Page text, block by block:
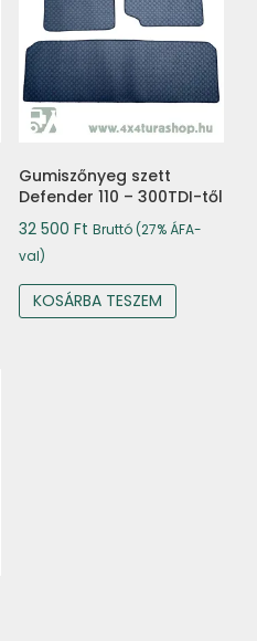
Gumiszőnyeg szett
Defender 110 – 300TDI-től
32 500 Ft Bruttó (27% ÁFA-
val)
KOSÁRBA TESZEM